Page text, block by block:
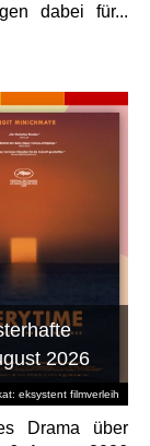
dabei für...
eksystent filmverleih
2026
Drama über